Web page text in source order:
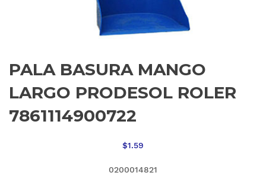
PALA BASURA MANGO
LARGO PRODESOL ROLER
7861114900722
$1.59
0200014821